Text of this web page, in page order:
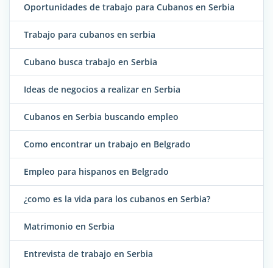
Oportunidades de trabajo para Cubanos en Serbia
Trabajo para cubanos en serbia
Cubano busca trabajo en Serbia
Ideas de negocios a realizar en Serbia
Cubanos en Serbia buscando empleo
Como encontrar un trabajo en Belgrado
Empleo para hispanos en Belgrado
¿como es la vida para los cubanos en Serbia?
Matrimonio en Serbia
Entrevista de trabajo en Serbia